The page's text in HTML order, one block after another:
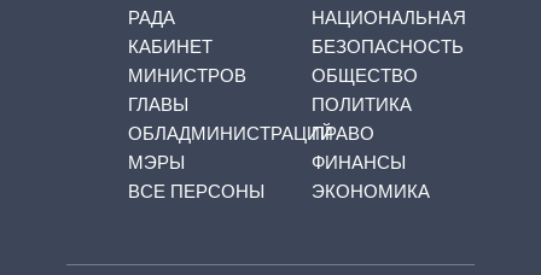
РАДА
КАБИНЕТ
МИНИСТРОВ
ГЛАВЫ
ОБЛАДМИНИСТРАЦИЙ
МЭРЫ
ВСЕ ПЕРСОНЫ
НАЦИОНАЛЬНАЯ
БЕЗОПАСНОСТЬ
ОБЩЕСТВО
ПОЛИТИКА
ПРАВО
ФИНАНСЫ
ЭКОНОМИКА